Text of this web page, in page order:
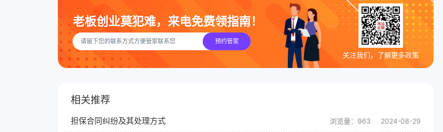
老板创业莫犯难，来电免费领指南！
预约管家
关注我们，了解更多政策
相关推荐
担保合同纠纷及其处理方式 浏览量：963 2024-08-29